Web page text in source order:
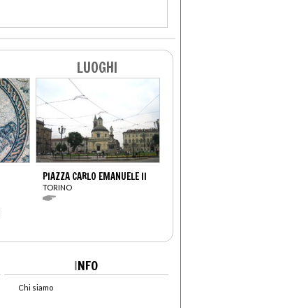
LUOGHI
PIAZZA CARLO EMANUELE II
TORINO
INFO
Chi siamo